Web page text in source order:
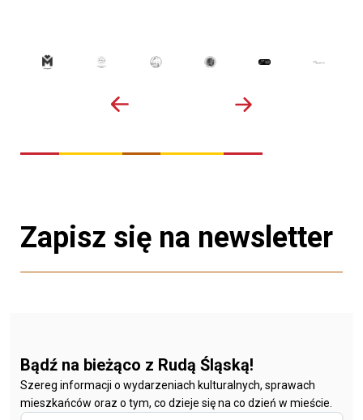
Zapisz się na newsletter
Bądź na bieżąco z Rudą Śląską!
Szereg informacji o wydarzeniach kulturalnych, sprawach
mieszkańców oraz o tym, co dzieje się na co dzień w mieście.